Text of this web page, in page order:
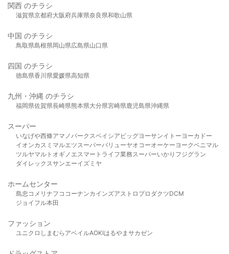
関西 のチラシ
滋賀県京都府大阪府兵庫県奈良県和歌山県
中国 のチラシ
鳥取県島根県岡山県広島県山口県
四国 のチラシ
徳島県香川県愛媛県高知県
九州・沖縄 のチラシ
福岡県佐賀県長崎県熊本県大分県宮崎県鹿児島県沖縄県
スーパー
いなげや西條アマノパークスベイシア ビッグヨーサンイトーヨーカドー
イオンカスミ マルエツスーパーバリューヤオコーオーケー ヨークベニマル
ツルヤマルト オギノ エスマート ライフ業務スーパーいかり フジグラン
ダイレックスサンエーイズミヤ
ホームセンター
島忠 コメリ ナフコ コーナンカインズアストロプロダクツDCM
ジョイフル本田
ファッション
ユニクロ しまむら アベイルAOKIはるやま サカゼン